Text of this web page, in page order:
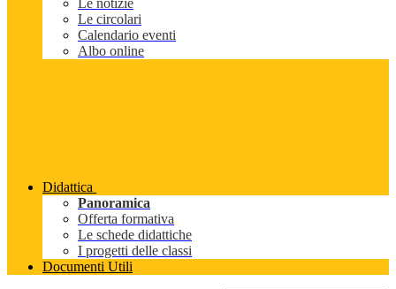
Le notizie
Le circolari
Calendario eventi
Albo online
Didattica
Panoramica
Offerta formativa
Le schede didattiche
I progetti delle classi
Documenti Utili